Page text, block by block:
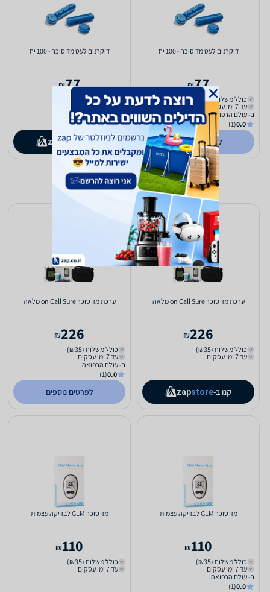
דוקרנים לעט מד סוכר - 100 יח
77
₪
כולל משלוח (₪35)
עד 7 ימי עסקים
ב- עולם הרפואה
0.0
(1)
לפרטים נוספים
דוקרנים לעט מד סוכר - 100 יח
77
₪
כולל משלוח (₪35)
עד 7 ימי עסקים
קנו ב- zapstore
ערכת מד סוכר on Call Sure מלאה
226
₪
כולל משלוח (₪35)
עד 7 ימי עסקים
קנו ב- zapstore
ערכת מד סוכר on Call Sure מלאה
226
₪
כולל משלוח (₪35)
עד 7 ימי עסקים
ב- עולם הרפואה
0.0
(1)
לפרטים נוספים
מד סוכר GLM לבדיקה עצמית
110
₪
כולל משלוח (₪35)
עד 7 ימי עסקים
ב- עולם הרפואה
0.0
(1)
מד סוכר GLM לבדיקה עצמית
110
₪
כולל משלוח (₪35)
עד 7 ימי עסקים